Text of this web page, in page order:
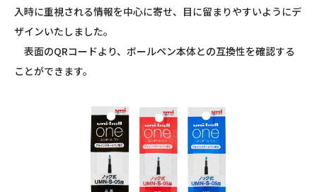
入時に重視される情報を中心に寄せ、目に留まりやすいようにデ
ザインいたしました。
表面のQRコードより、ボールペン本体との互換性を確認する
ことができます。